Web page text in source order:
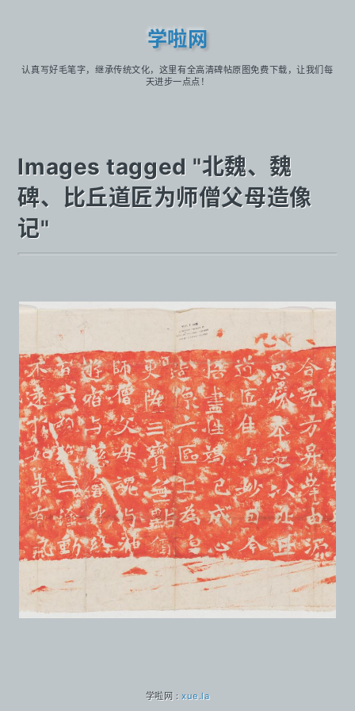
学啦网
认真写好毛笔字，继承传统文化，这里有全高清碑帖原图免费下载，让我们每
天进步一点点！
Images tagged "北魏、魏
碑、比丘道匠为师僧父母造像
记"
学啦网 : xue.la